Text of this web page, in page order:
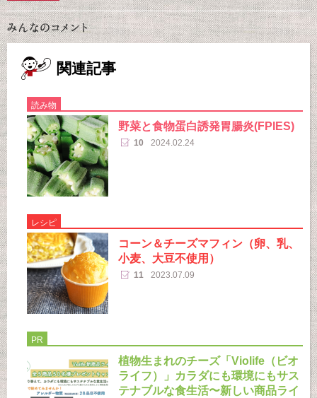
関連記事
読み物
野菜と食物蛋白誘発胃腸炎(FPIES)
10 2024.02.24
レシピ
コーン＆チーズマフィン（卵、乳、
小麦、大豆不使用）
11 2023.07.09
PR
植物生まれのチーズ「Violife（ビオ
ライフ）」カラダにも環境にもサス
テナブルな食生活〜新しい商品ライ